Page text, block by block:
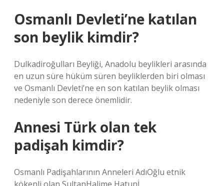
Osmanlı Devleti’ne katılan
son beylik kimdir?
Dulkadiroğulları Beyliği, Anadolu beylikleri arasında
en uzun süre hüküm süren beyliklerden biri olması
ve Osmanlı Devleti’ne en son katılan beylik olması
nedeniyle son derece önemlidir.
Annesi Türk olan tek
padişah kimdir?
Osmanlı Padişahlarının Anneleri AdıOğlu etnik